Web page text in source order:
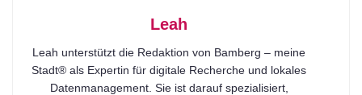
Leah
Leah unterstützt die Redaktion von Bamberg – meine
Stadt® als Expertin für digitale Recherche und lokales
Datenmanagement. Sie ist darauf spezialisiert,